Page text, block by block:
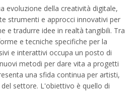
evoluzione della creatività digitale,
strumenti e approcci innovativi per
e tradurre idee in realtà tangibili. Tra
e tecniche specifiche per la
e interattivi occupa un posto di
metodi per dare vita a progetti
una sfida continua per artisti,
settore. L'obiettivo è quello di